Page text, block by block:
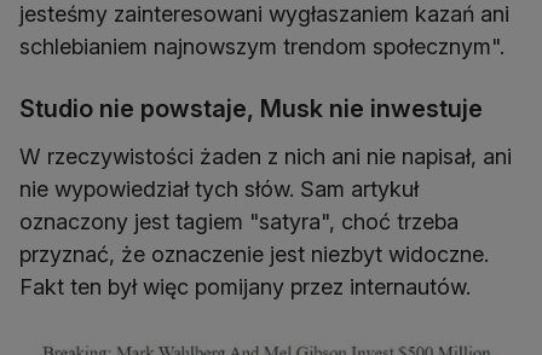
jesteśmy zainteresowani wygłaszaniem kazań ani
schlebianiem najnowszym trendom społecznym".
Studio nie powstaje, Musk nie inwestuje
W rzeczywistości żaden z nich ani nie napisał, ani
nie wypowiedział tych słów. Sam artykuł
oznaczony jest tagiem "satyra", choć trzeba
przyznać, że oznaczenie jest niezbyt widoczne.
Fakt ten był więc pomijany przez internautów.